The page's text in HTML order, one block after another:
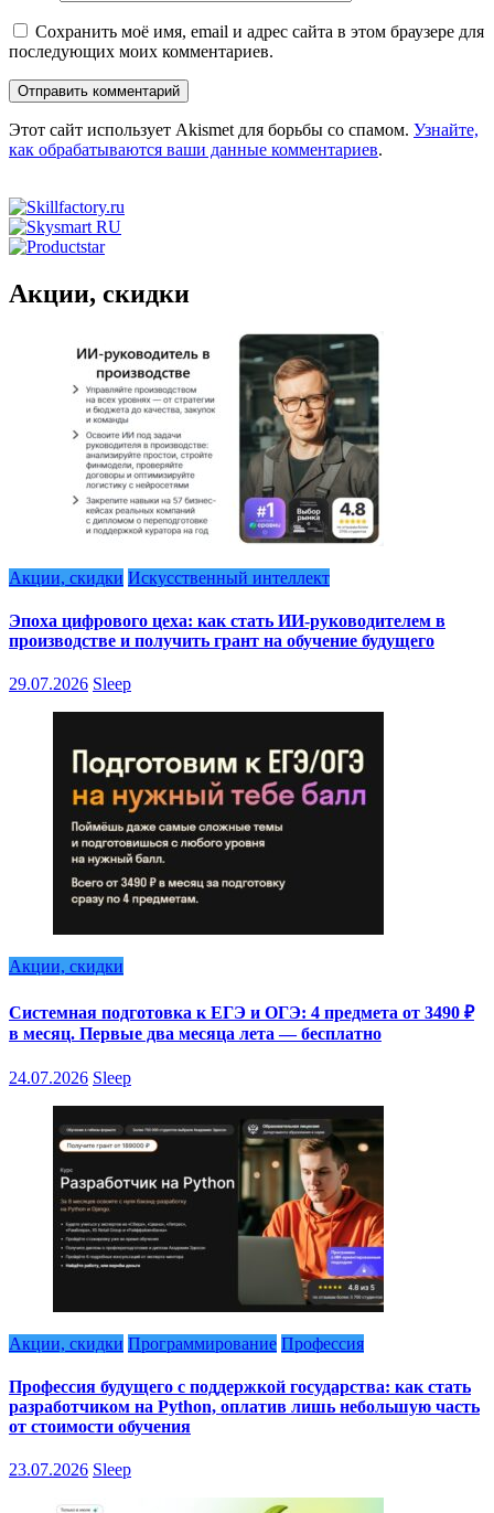
Сохранить моё имя, email и адрес сайта в этом браузере для
последующих моих комментариев.
Этот сайт использует Akismet для борьбы со спамом. Узнайте,
как обрабатываются ваши данные комментариев.
Акции, скидки
Акции, скидки Искусственный интеллект
Эпоха цифрового цеха: как стать ИИ-руководителем в
производстве и получить грант на обучение будущего
29.07.2026 Sleep
Акции, скидки
Системная подготовка к ЕГЭ и ОГЭ: 4 предмета от 3490 ₽
в месяц. Первые два месяца лета — бесплатно
24.07.2026 Sleep
Акции, скидки Программирование Профессия
Профессия будущего с поддержкой государства: как стать
разработчиком на Python, оплатив лишь небольшую часть
от стоимости обучения
23.07.2026 Sleep